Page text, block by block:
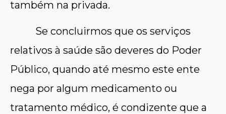
também na privada.
Se concluirmos que os serviços
relativos à saúde são deveres do Poder
Público, quando até mesmo este ente
nega por algum medicamento ou
tratamento médico, é condizente que a